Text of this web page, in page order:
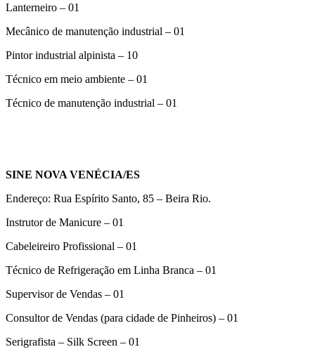
Lanterneiro – 01
Mecânico de manutenção industrial – 01
Pintor industrial alpinista – 10
Técnico em meio ambiente – 01
Técnico de manutenção industrial – 01
SINE NOVA VENÉCIA/ES
Endereço: Rua Espírito Santo, 85 – Beira Rio.
Instrutor de Manicure – 01
Cabeleireiro Profissional – 01
Técnico de Refrigeração em Linha Branca – 01
Supervisor de Vendas – 01
Consultor de Vendas (para cidade de Pinheiros) – 01
Serigrafista – Silk Screen – 01